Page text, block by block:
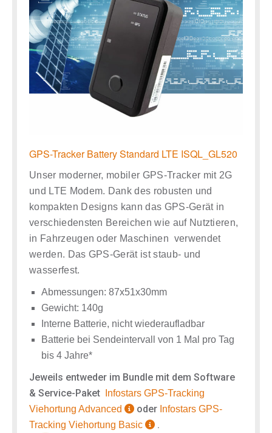
GPS-Tracker Battery Standard LTE ISQL_GL520
Unser moderner, mobiler GPS-Tracker mit 2G
und LTE Modem. Dank des robusten und
kompakten Designs kann das GPS-Gerät in
verschiedensten Bereichen wie auf Nutztieren,
in Fahrzeugen oder Maschinen verwendet
werden. Das GPS-Gerät ist staub- und
wasserfest.
Abmessungen: 87x51x30mm
Gewicht: 140g
Interne Batterie, nicht wiederaufladbar
Batterie bei Sendeintervall von 1 Mal pro Tag
bis 4 Jahre*
Jeweils entweder im Bundle mit dem Software
& Service-Paket
Infostars GPS-Tracking
Viehortung Advanced
oder Infostars GPS-
Tracking Viehortung Basic
.